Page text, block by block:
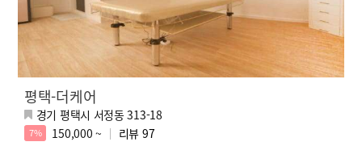
평택-더케어
경기 평택시 서정동 313-18
7% 150,000 ~ 리뷰 97